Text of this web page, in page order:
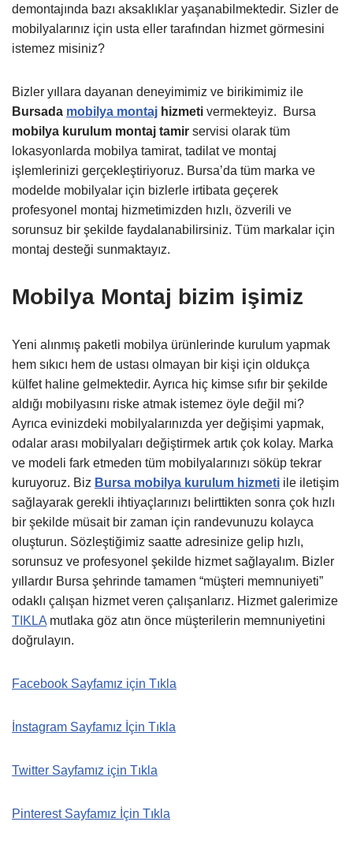
demontajında bazı aksaklıklar yaşanabilmektedir. Sizler de
mobilyalarınız için usta eller tarafından hizmet görmesini
istemez misiniz?
Bizler yıllara dayanan deneyimimiz ve birikimimiz ile
Bursada mobilya montaj hizmeti vermekteyiz.
Bursa
mobilya kurulum montaj tamir servisi olarak tüm
lokasyonlarda mobilya tamirat, tadilat ve montaj
işlemlerinizi gerçekleştiriyoruz. Bursa’da tüm marka ve
modelde mobilyalar için bizlerle irtibata geçerek
profesyonel montaj hizmetimizden hızlı, özverili ve
sorunsuz bir şekilde faydalanabilirsiniz. Tüm markalar için
montaj desteği sunmaktayız.
Mobilya Montaj bizim işimiz
Yeni alınmış paketli mobilya ürünlerinde kurulum yapmak
hem sıkıcı hem de ustası olmayan bir kişi için oldukça
külfet haline gelmektedir. Ayrıca hiç kimse sıfır bir şekilde
aldığı mobilyasını riske atmak istemez öyle değil mi?
Ayrıca evinizdeki mobilyalarınızda yer değişimi yapmak,
odalar arası mobilyaları değiştirmek artık çok kolay. Marka
ve modeli fark etmeden tüm mobilyalarınızı söküp tekrar
kuruyoruz. Biz Bursa mobilya kurulum hizmeti ile iletişim
sağlayarak gerekli ihtiyaçlarınızı belirttikten sonra çok hızlı
bir şekilde müsait bir zaman için randevunuzu kolayca
oluşturun. Sözleştiğimiz saatte adresinize gelip hızlı,
sorunsuz ve profesyonel şekilde hizmet sağlayalım. Bizler
yıllardır Bursa şehrinde tamamen “müşteri memnuniyeti”
odaklı çalışan hizmet veren çalışanlarız. Hizmet galerimize
TIKLA mutlaka göz atın önce müşterilerin memnuniyetini
doğrulayın.
Facebook Sayfamız için Tıkla
İnstagram Sayfamız İçin Tıkla
Twitter Sayfamız için Tıkla
Pinterest Sayfamız İçin Tıkla